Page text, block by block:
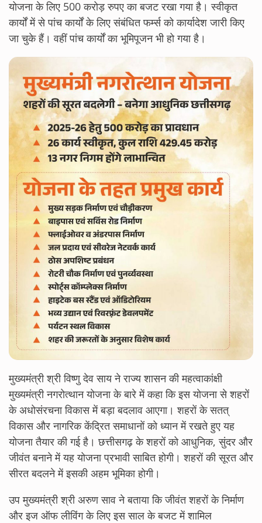
योजना के लिए 500 करोड़ रुपए का बजट रखा गया है। स्वीकृत
कार्यों में से पांच कार्यों के लिए संबंधित फर्म्स को कार्यादेश जारी किए
जा चुके हैं। वहीं पांच कार्यों का भूमिपूजन भी हो गया है।
मुख्यमंत्री श्री विष्णु देव साय ने राज्य शासन की महत्वाकांक्षी
मुख्यमंत्री नगरोत्थान योजना के बारे में कहा कि इस योजना से शहरों
के अधोसंरचना विकास में बड़ा बदलाव आएगा। शहरों के सतत्
विकास और नागरिक केंद्रित समाधानों को ध्यान में रखते हुए यह
योजना तैयार की गई है। छत्तीसगढ़ के शहरों को आधुनिक, सुंदर और
जीवंत बनाने में यह योजना प्रभावी साबित होगी। शहरों की सूरत और
सीरत बदलने में इसकी अहम भूमिका होगी।
उप मुख्यमंत्री श्री अरुण साव ने बताया कि जीवंत शहरों के निर्माण
और इज ऑफ लीविंग के लिए इस साल के बजट में शामिल